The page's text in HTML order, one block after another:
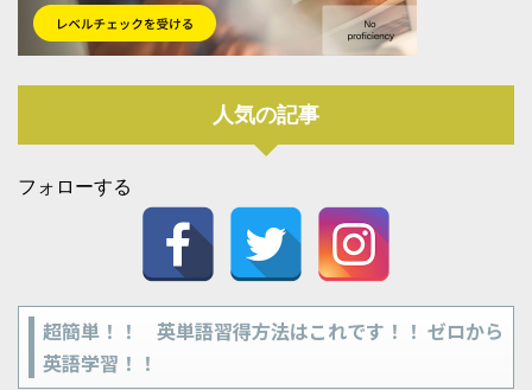
人気の記事
フォローする
超簡単！！ 英単語習得方法はこれです！！ ゼロから
英語学習！！